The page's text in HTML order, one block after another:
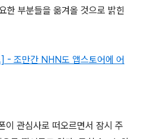
한 부분들을 옮겨올 것으로 밝힌
조만간 NHN도 앱스토어에 어
관심사로 떠오르면서 잠시 주